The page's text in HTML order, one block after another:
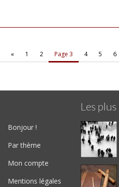
« 1 2 Page 3 4 5 6
Bonjour !
Par thème
Mon compte
Mentions légales
Les